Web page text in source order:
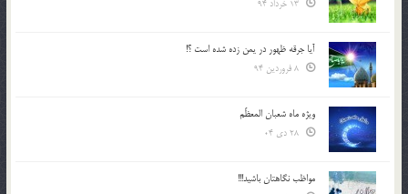
آیا جرقه ظهور در یمن زده شده است ؟!
ویژه ماه شعبان المعظّم
مواظب نگاهتان باشید!!!